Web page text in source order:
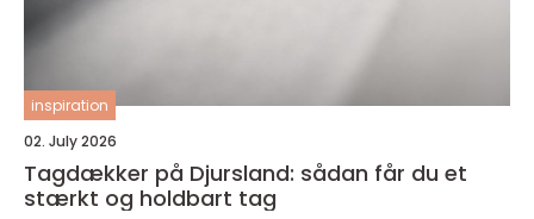
inspiration
02. July 2026
Tagdækker på Djursland: sådan får du et
stærkt og holdbart tag